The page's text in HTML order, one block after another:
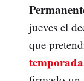
jueves el
que